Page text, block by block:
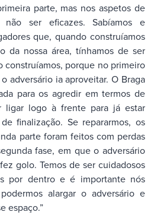
parte, mas nos aspetos de
não ser eficazes. Sabíamos e
que, quando construíamos
da nossa área, tínhamos de ser
construíamos, porque no primeiro
adversário ia aproveitar. O Braga
para os agredir em termos de
ligar logo à frente para já estar
finalização. Se repararmos, os
parte foram feitos com perdas
fase, em que o adversário
golo. Temos de ser cuidadosos
por dentro e é importante nós
alargar o adversário e
espaço.”